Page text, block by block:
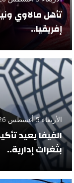
تأهل مالاوي
إفريقيا..
الأربعاء 5 أغسطس 2026 - 22:30
الفيفا يعيد
بثغرات إدارية..